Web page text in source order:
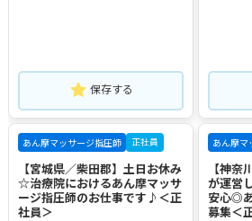
保存する
あん摩マッサージ指圧師 正社員
【宮城県／柴田郡】土日お休み
☆治療院におけるあん摩マッサ
ージ指圧師のお仕事です♪＜正
社員＞
あん摩マ
【神奈
が運営
安心◎
募集＜